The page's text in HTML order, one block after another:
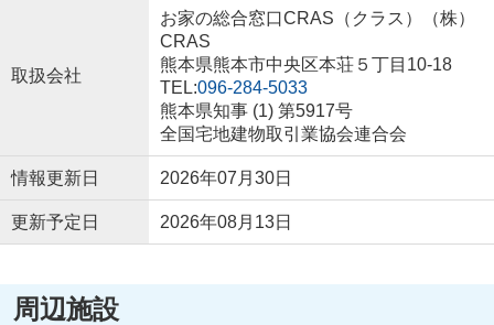
取扱会社
お家の総合窓口CRAS（クラス）（株）
CRAS
熊本県熊本市中央区本荘５丁目10-18
TEL:096-284-5033
熊本県知事 (1) 第5917号
全国宅地建物取引業協会連合会
情報更新日 2026年07月30日
更新予定日 2026年08月13日
周辺施設